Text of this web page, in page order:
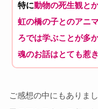
特に動物の死生観と
虹の橋の子とのアニ
ろでは学ぶことが多
魂のお話はとても惹
ご感想の中にもありま